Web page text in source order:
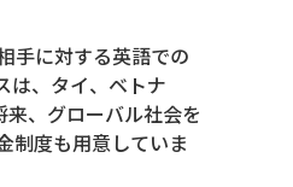
手に対する英語での
は、タイ、ベトナ
、グローバル社会を
制度も用意していま